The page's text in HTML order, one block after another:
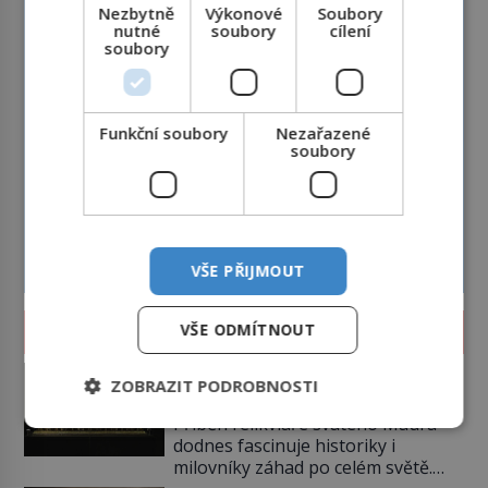
ZÁHADY A TAJEMSTVÍ
Jak se unikátní románský
Bečova?
Příběh relikviáře svatého Maura
dodnes fascinuje historiky i
milovníky záhad po celém světě.
Nezbytně
nutné
soubory
Výkonové
soubory
Soubory
cílení
Funkční soubory
Nezařazené
soubory
VŠE PŘIJMOUT
VŠE ODMÍTNOUT
ZOBRAZIT PODROBNOSTI